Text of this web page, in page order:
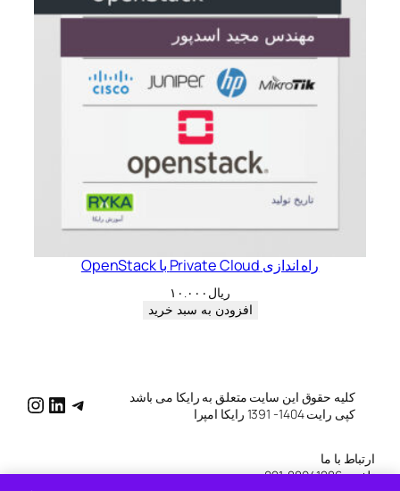
راه اندازی Private Cloud با OpenStack
ریال ۱۰.۰۰۰
افزودن به سبد خرید
کلیه حقوق این سایت متعلق به رایکا می باشد
کپی رایت 1404- 1391 رایکا امپرا
raykatg
ارتباط با ما
تلفن : 88041286-021